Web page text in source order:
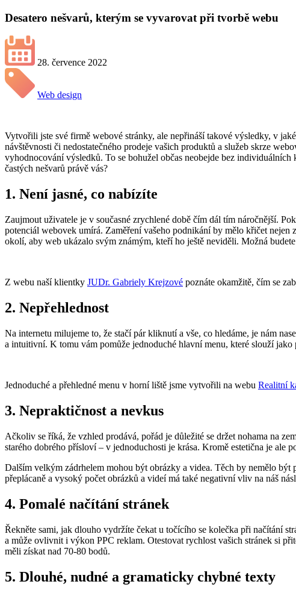
Desatero nešvarů, kterým se vyvarovat při tvorbě webu
28. července 2022
Web design
Vytvořili jste své firmě webové stránky, ale nepřináší takové výsledky, v
návštěvnosti či nedostatečného prodeje vašich produktů a služeb skrze
vyhodnocování výsledků. To se bohužel občas neobejde bez
častých nešvarů právě vás?
1. Není jasné, co nabízíte
Zaujmout uživatele je v současné zrychlené době čím dál tím náročnější.
potenciál webovek umírá. Zaměření vašeho podnikání by mělo křičet
okolí, aby web ukázalo svým známým, kteří ho ještě neviděli. Možná
Z webu naší klientky JUDr. Gabriely Krejzové poznáte okamžitě, čím se
2. Nepřehlednost
Na internetu milujeme to, že stačí pár kliknutí a vše, co hledáme, je nám
a intuitivní. K tomu vám pomůže jednoduché hlavní menu, které slouží
Jednoduché a přehledné menu v horní liště jsme vytvořili na webu Realitní
3. Nepraktičnost a nevkus
Ačkoliv se říká, že vzhled prodává, pořád je důležité se držet nohama na
starého dobrého přísloví – v jednoduchosti je krása. Kromě estetična je ale
Dalším velkým zádrhelem mohou být obrázky a videa. Těch by nemělo
přeplácaně a vysoký počet obrázků a videí má také negativní vliv na náš
4. Pomalé načítání stránek
Řekněte sami, jak dlouho vydržíte čekat u točícího se kolečka při načítání
a může ovlivnit i výkon PPC reklam. Otestovat rychlost vašich stránek si
měli získat nad 70-80 bodů.
5. Dlouhé, nudné a gramaticky chybné texty